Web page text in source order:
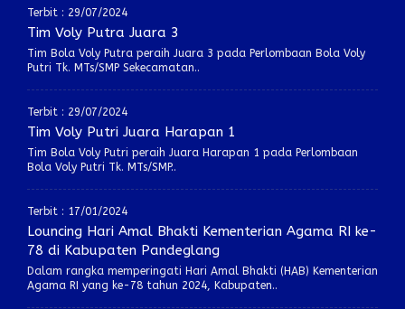
Terbit : 29/07/2024
Tim Voly Putra Juara 3
Tim Bola Voly Putra peraih Juara 3 pada Perlombaan Bola Voly
Putri Tk. MTs/SMP Sekecamatan..
Terbit : 29/07/2024
Tim Voly Putri Juara Harapan 1
Tim Bola Voly Putri peraih Juara Harapan 1 pada Perlombaan
Bola Voly Putri Tk. MTs/SMP..
Terbit : 17/01/2024
Louncing Hari Amal Bhakti Kementerian Agama RI ke-
78 di Kabupaten Pandeglang
Dalam rangka memperingati Hari Amal Bhakti (HAB) Kementerian
Agama RI yang ke-78 tahun 2024, Kabupaten..